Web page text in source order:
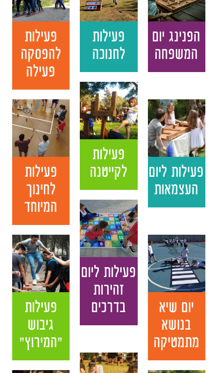
פעילות
להפסקה
פעילה
פעילות
לחנוכה
הפנינג יום
המשפחה
פעילות
לקייטנה
פעילות
לחינוך
המיוחד
פעילות ליום
העצמאות
פעילות ליום
זהירות
בדרכים
פעילות
גיבוש
"המירוץ"
יום שיא
בנושא
מתמטיקה